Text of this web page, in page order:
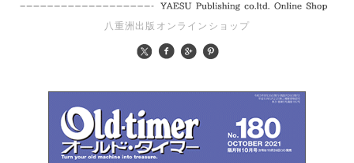
八重洲出版オンラインショップ